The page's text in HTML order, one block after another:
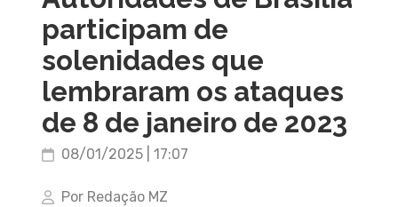
participam de
solenidades que
lembraram os ataques
de 8 de janeiro de 2023
08/01/2025 | 17:07
Por Redação MZ